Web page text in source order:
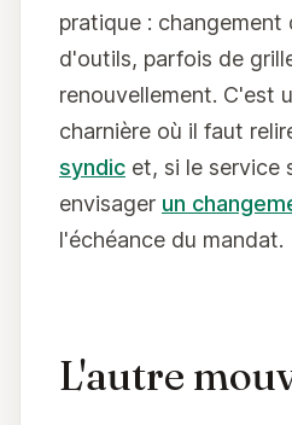
pratique : changement
d'outils, parfois de
renouvellement. C'est
charnière où il faut
syndic et, si le service
envisager un
l'échéance du mandat.
L'autre